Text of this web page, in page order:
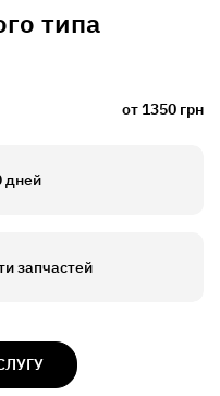
типа
от 1350 грн
дней
запчастей